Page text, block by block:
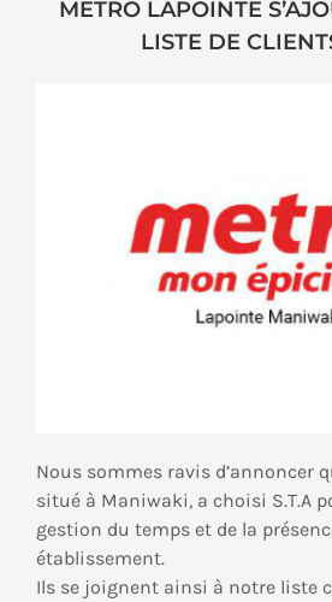
METRO LAPOINTE
LISTE DE
Nous sommes ravis d’annoncer
situé à Maniwaki, a choisi S.T.A
gestion du temps et de la
établissement.
Ils se joignent ainsi à notre liste